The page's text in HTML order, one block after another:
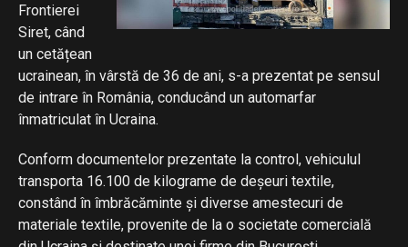
Frontierei
Siret, când
un cetățean
ucrainean, în vârstă de 36 de ani, s-a prezentat pe sensul
de intrare în România, conducând un automarfar
înmatriculat în Ucraina.
Conform documentelor prezentate la control, vehiculul
transporta 16.100 de kilograme de deșeuri textile,
constând în îmbrăcăminte și diverse amestecuri de
materiale textile, provenite de la o societate comercială